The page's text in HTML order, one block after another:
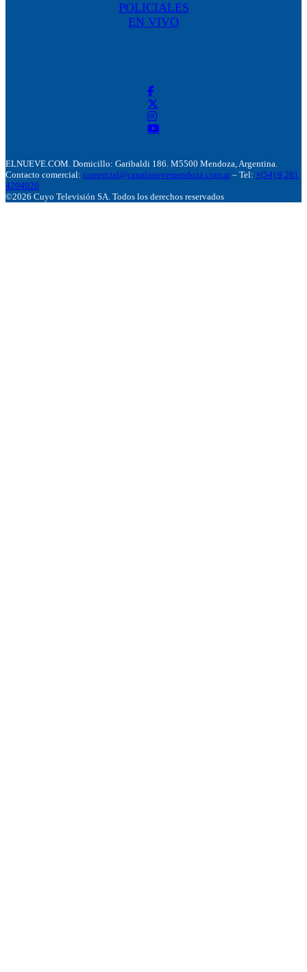
POLICIALES
EN VIVO
ELNUEVE.COM. Domicillo: Garibaldi 186. M5500 Mendoza, Argentina.
Contacto comercial: comercial@canalnuevemendoza.com.ar – Tel: +(54) 9 261
4204020
©2026 Cuyo Televisión SA. Todos los derechos reservados